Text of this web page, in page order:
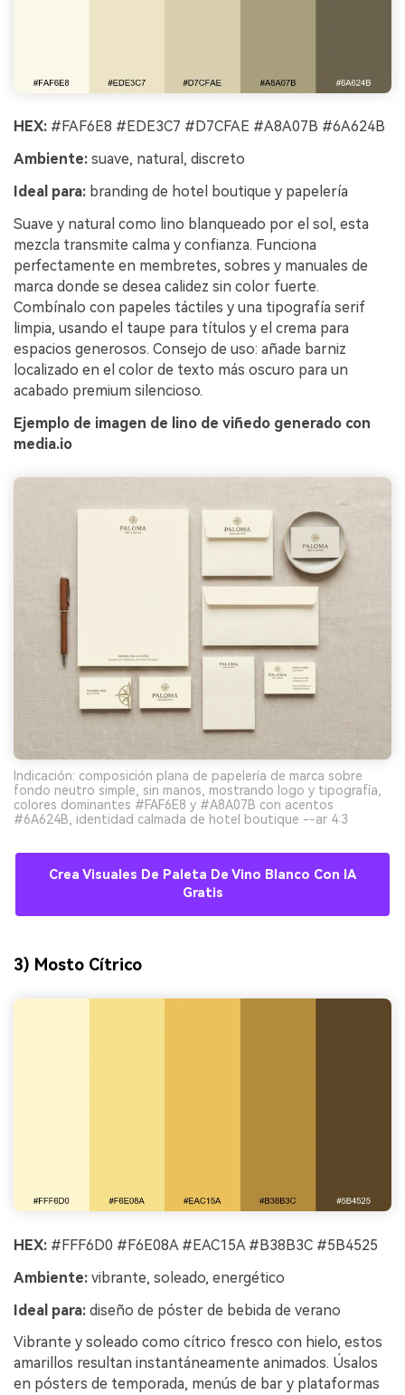
HEX: #FAF6E8 #EDE3C7 #D7CFAE #A8A07B #6A624B
Ambiente: suave, natural, discreto
Ideal para: branding de hotel boutique y papelería
Suave y natural como lino blanqueado por el sol, esta
mezcla transmite calma y confianza. Funciona
perfectamente en membretes, sobres y manuales de
marca donde se desea calidez sin color fuerte.
Combínalo con papeles táctiles y una tipografía serif
limpia, usando el taupe para títulos y el crema para
espacios generosos. Consejo de uso: añade barniz
localizado en el color de texto más oscuro para un
acabado premium silencioso.
Ejemplo de imagen de lino de viñedo generado con
media.io
Indicación: composición plana de papelería de marca sobre
fondo neutro simple, sin manos, mostrando logo y tipografía,
colores dominantes #FAF6E8 y #A8A07B con acentos
#6A624B, identidad calmada de hotel boutique --ar 4:3
Crea Visuales De Paleta De Vino Blanco Con IA
Gratis
3) Mosto Cítrico
HEX: #FFF6D0 #F6E08A #EAC15A #B38B3C #5B4525
Ambiente: vibrante, soleado, energético
Ideal para: diseño de póster de bebida de verano
Vibrante y soleado como cítrico fresco con hielo, estos
amarillos resultan instantáneamente animados. Úsalos
en pósters de temporada, menús de bar y plataformas